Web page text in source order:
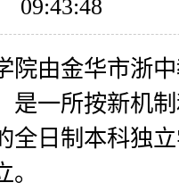
09:43:48
院由金华市浙
是一所按新机
全日制本科独